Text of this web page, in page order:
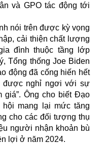
và GPO tác động tới
nói trên được kỳ vọng
, cải thiện chất lượng
đình thuộc tầng lớp
Tổng thống Joe Biden
động đã cống hiến hết
được nghỉ ngơi với sự
giá”. Ông cho biết Đạo
hội mang lại mức tăng
cho các đối tượng thụ
người nhận khoản bù
lợi ở năm 2024.